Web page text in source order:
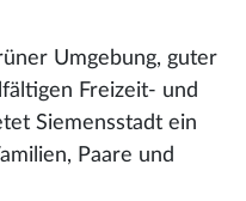
Umgebung, guter
Freizeit- und
Siemensstadt ein
Paare und